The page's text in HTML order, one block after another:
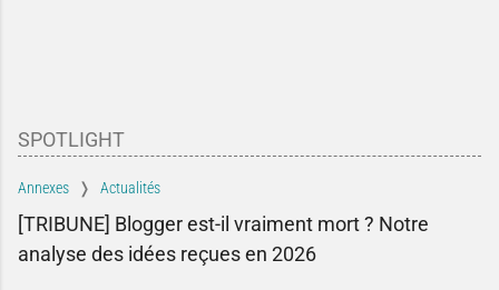
SPOTLIGHT
Annexes Actualités
[TRIBUNE] Blogger est-il vraiment mort ? Notre
analyse des idées reçues en 2026